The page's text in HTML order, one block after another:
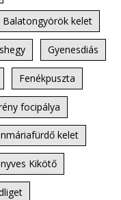
Balatongyörök kelet
Gyenesdiás
Fenékpuszta
focipálya
kelet
Kikötő